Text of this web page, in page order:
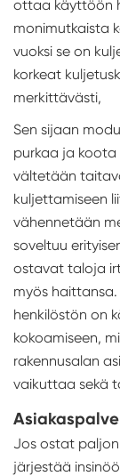
ottaa käyttöön
monimutkaista
vuoksi se on
korkeat
merkittävästi,
Sen sijaan
purkaa ja koota
vältetään
kuljettamiseen
vähennetään
soveltuu
ostavat taloja
myös
henkilöstön on
kokoamiseen,
rakennusalan
vaikuttaa sekä
Jos ostat
järjestää